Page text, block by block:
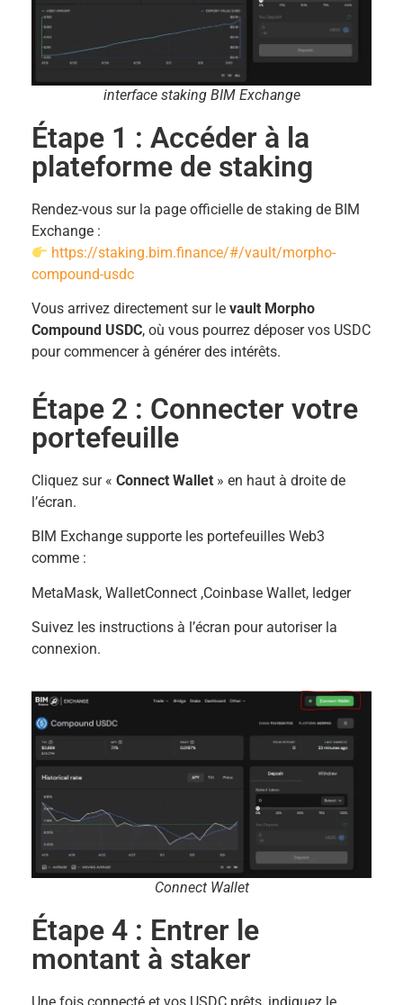
interface staking BIM Exchange
Étape 1 : Accéder à la
plateforme de staking
Rendez-vous sur la page officielle de staking de BIM
Exchange :
https://staking.bim.finance/#/vault/morpho-
compound-usdc
Vous arrivez directement sur le vault Morpho
Compound USDC, où vous pourrez déposer vos USDC
pour commencer à générer des intérêts.
Étape 2 : Connecter votre
portefeuille
Cliquez sur « Connect Wallet » en haut à droite de
l’écran.
BIM Exchange supporte les portefeuilles Web3
comme :
MetaMask, WalletConnect ,Coinbase Wallet, ledger
Suivez les instructions à l’écran pour autoriser la
connexion.
Connect Wallet
Étape 4 : Entrer le
montant à staker
Une fois connecté et vos USDC prêts, indiquez le